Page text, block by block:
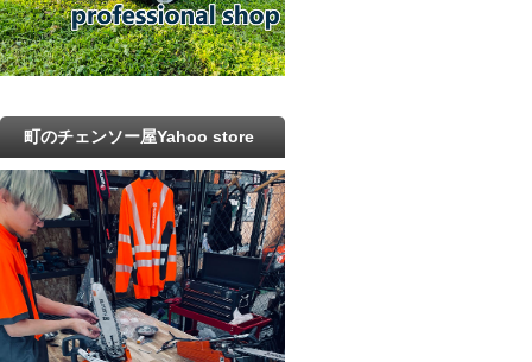
町のチェンソー屋Yahoo store